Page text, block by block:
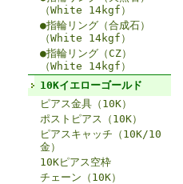
（White 14kgf）
●指輪リング（合成石）
（White 14kgf）
●指輪リング（CZ）
（White 14kgf）
10Kイエローゴールド
ピアス金具（10K）
ポストピアス（10K）
ピアスキャッチ（10K/10
金）
10Kピアス空枠
チェーン（10K）